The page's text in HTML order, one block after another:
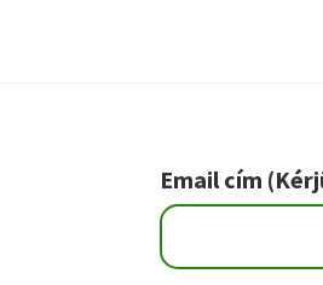
Email cím